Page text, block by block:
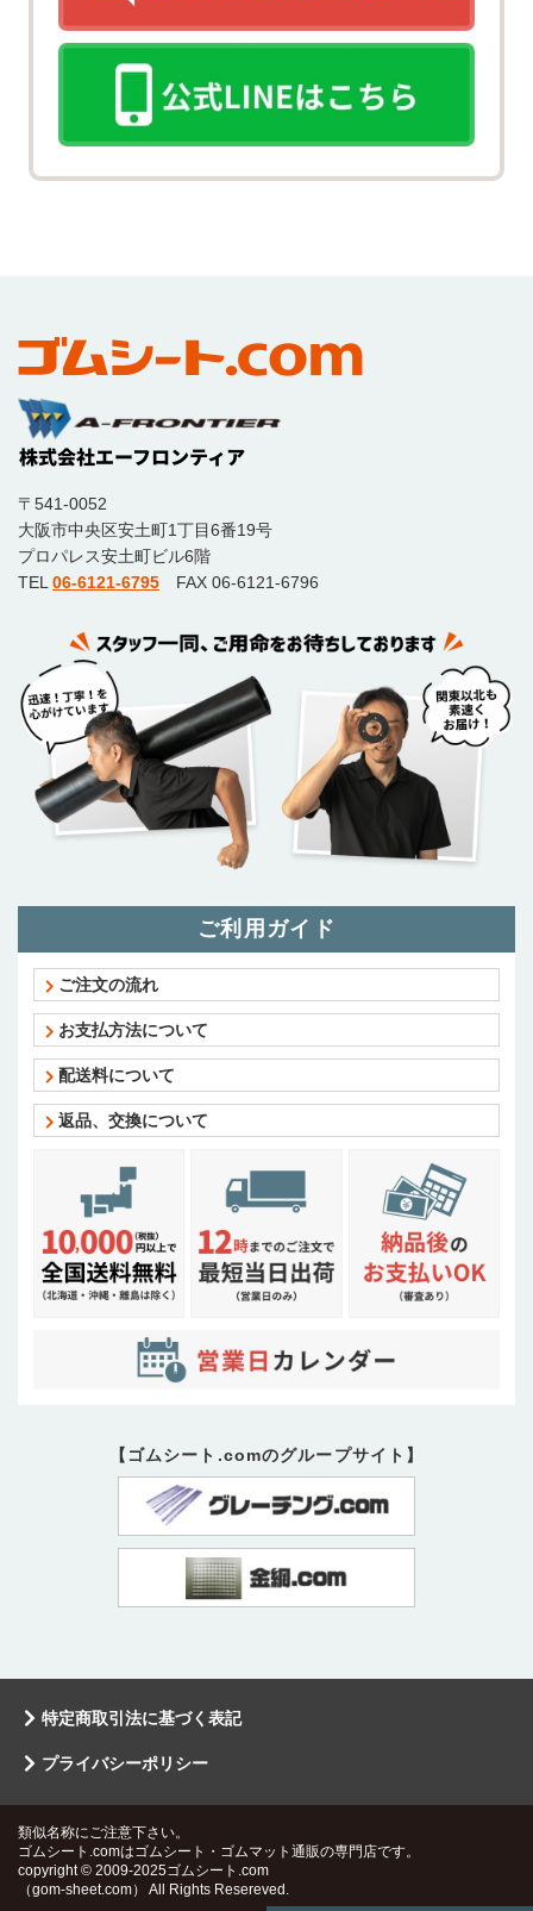
〒541-0052
大阪市中央区安土町1丁目6番19号
プロパレス安土町ビル6階
TEL 06-6121-6795 FAX 06-6121-6796
ご利用ガイド
ご注文の流れ
お支払方法について
配送料について
返品、交換について
【ゴムシート.comのグループサイト】
特定商取引法に基づく表記
プライバシーポリシー
類似名称にご注意下さい。
ゴムシート.comはゴムシート・ゴムマット通販の専門店です。
copyright © 2009-2025ゴムシート.com
（gom-sheet.com） All Rights Resereved.